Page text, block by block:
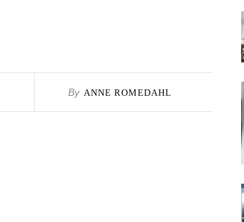
By ANNE ROMEDAHL